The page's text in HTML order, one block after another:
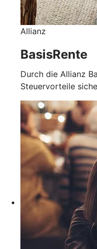
Allianz
BasisRente
Durch die Allianz
Steuervorteile